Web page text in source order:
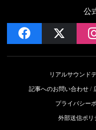
公
facebook
リアルサウンド
記事へのお問い合わせ
プライバシー
外部送信ポリ